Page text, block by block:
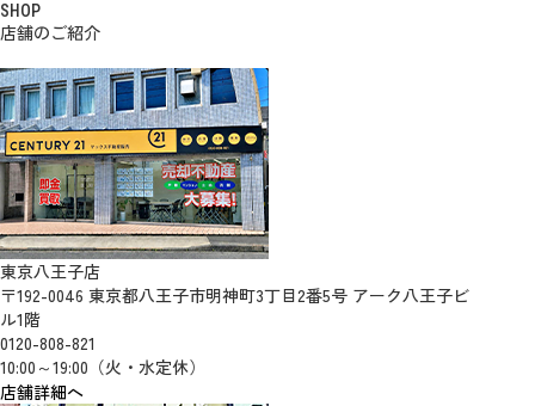
SHOP
店舗のご紹介
東京八王子店
〒192-0046 東京都八王子市明神町3丁目2番5号 アーク八王子ビ
ル1階
0120-808-821
10:00～19:00（火・水定休）
店舗詳細へ